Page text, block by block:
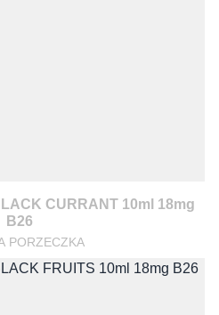
CURRANT 10ml 18mg
B26
PORZECZKA